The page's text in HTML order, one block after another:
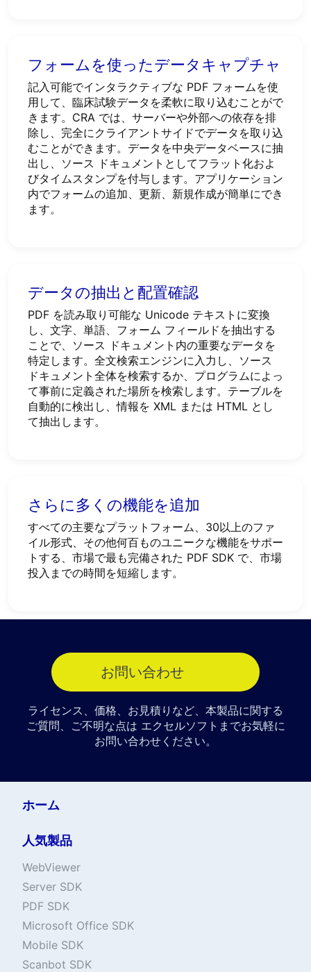
フォームを使ったデータキャプチャ
記入可能でインタラクティブな PDF フォームを使
用して、臨床試験データを柔軟に取り込むことがで
きます。CRA では、サーバーや外部への依存を排
除し、完全にクライアントサイドでデータを取り込
むことができます。データを中央データベースに抽
出し、ソース ドキュメントとしてフラット化およ
びタイムスタンプを付与します。アプリケーション
内でフォームの追加、更新、新規作成が簡単にでき
ます。
データの抽出と配置確認
PDF を読み取り可能な Unicode テキストに変換
し、文字、単語、フォーム フィールドを抽出する
ことで、ソース ドキュメント内の重要なデータを
特定します。全文検索エンジンに入力し、ソース
ドキュメント全体を検索するか、プログラムによっ
て事前に定義された場所を検索します。テーブルを
自動的に検出し、情報を XML または HTML とし
て抽出します。
さらに多くの機能を追加
すべての主要なプラットフォーム、30以上のファ
イル形式、その他何百ものユニークな機能をサポー
トする、市場で最も完備された PDF SDK で、市場
投入までの時間を短縮します。
お問い合わせ
ライセンス、価格、お見積りなど、本製品に関する
ご質問、ご不明な点は エクセルソフトまでお気軽に
お問い合わせください。
ホーム
人気製品
WebViewer
Server SDK
PDF SDK
Microsoft Office SDK
Mobile SDK
Scanbot SDK